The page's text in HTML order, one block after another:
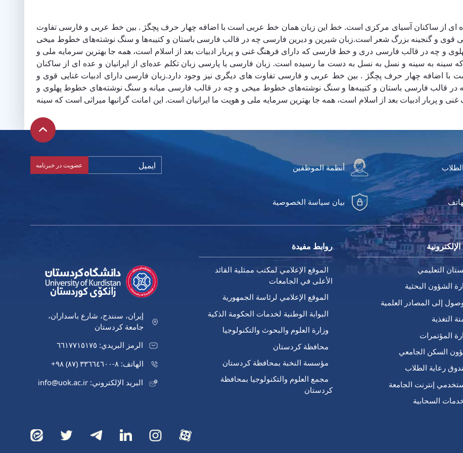
عده ای از ساکنان آسیای مرکزی است. خط این زبان همان خط عربی است با اضافه چهار حرف پچگژ . بین خط عربی و فارسی تفاوت
قوی و گنجینه بزرگ شعر است.زبان شیرین و دیرین فارسی چه در قالب فارسی باستان و کتیبه‌ها و سنگ نوشته‌های خطوط میخی
و چه در قالب فارسی دری و خط فارسی که دارای فرهنگ غنی و پربار ادبیات بعد از اسلام است، همه جا بهترین سرمایه ملی و
که سینه به سینه و نسل به نسل به دست ما رسیده است. زبان فارسی یا پارسی زبان تکلم عده‌ای از ایرانیان و عده ای از ساکنان
اضافه چهار حرف پچگژ . بین خط عربی و فارسی تفاوت های دیگری نیز وجود دارد.زبان فارسی دارای ادبیات غنایی قوی و
قالب فارسی باستان و کتیبه‌ها و سنگ نوشته‌های خطوط میخی و چه در قالب فارسی میانه و سنگ نوشته‌های خطوط پهلوی و
پربار ادبیات بعد از اسلام است، همه جا بهترین سرمایه ملی و هویت ما ایرانیان است. این امانت گرانبها میراثی است که سینه
أنظمة الموظفين
بيان سياسة الخصوصية
التعليمي
الشؤون البحثية
إلى المصادر العلمية
التغذية
المؤتمرات
السكن الجامعي
رعاية الطلاب
إنترنت الجامعة
السحابية
روابط مفيدة
الموقع الإعلامي لمكتب ممثلية القائد
الأعلى في الجامعات
الموقع الإعلامي لرئاسة الجمهورية
البوابة الوطنية لخدمات الحكومة الذكية
وزارة العلوم والبحوث والتكنولوجيا
محافظة كردستان
مؤسسة النخبة بمحافظة كردستان
مجمع العلوم والتكنولوجيا بمحافظة
كردستان
إيران، سنندج، شارع باسداران،
جامعة كردستان
الرمز البريدي: ٦٦١٧٧١٥١٧٥
الهاتف: ٨-٣٣٦٦٤٦٠٠ (٨٧) ٩٨+
البريد الإلكتروني: info@uok.ac.ir